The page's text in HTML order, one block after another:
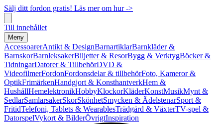
Sälj ditt fordon gratis! Läs mer om hur ->
Till innehållet
Meny
AccessoarerAntikt & DesignBarnartiklarBarnkläder &
BarnskorBarnleksakerBiljetter & ResorBygg & VerktygBöcker &
TidningarDatorer & TillbehörDVD &
VideofilmerFordonFordonsdelar & tillbehörFoto, Kameror &
OptikFrimärkenHandgjort & KonsthantverkHem &
HushållHemelektronikHobbyKlockorKläderKonstMusikMynt &
SedlarSamlarsakerSkorSkönhetSmycken & ÄdelstenarSport &
FritidTelefoni, Tablets & WearablesTrädgård & VäxterTV-spel &
DatorspelVykort & BilderÖvrigtInspiration